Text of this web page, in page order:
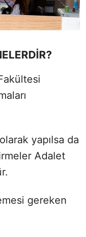
yapılsa da
Adalet
gereken